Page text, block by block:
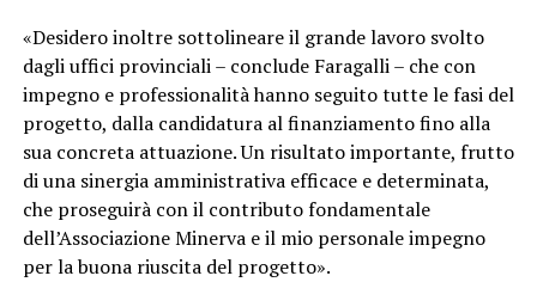
«Desidero inoltre sottolineare il grande lavoro svolto
dagli uffici provinciali – conclude Faragalli – che con
impegno e professionalità hanno seguito tutte le fasi del
progetto, dalla candidatura al finanziamento fino alla
sua concreta attuazione. Un risultato importante, frutto
di una sinergia amministrativa efficace e determinata,
che proseguirà con il contributo fondamentale
dell’Associazione Minerva e il mio personale impegno
per la buona riuscita del progetto».